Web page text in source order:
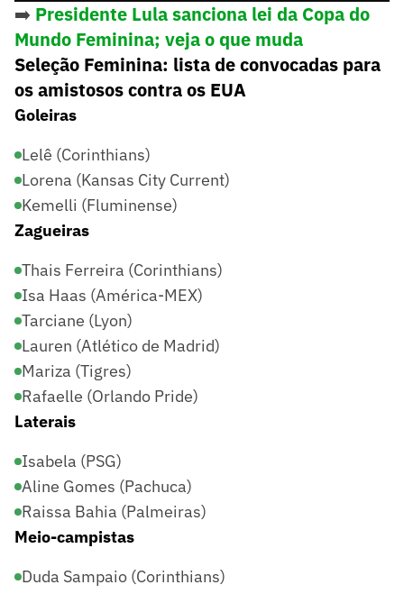
➡️ Presidente Lula sanciona lei da Copa do
Mundo Feminina; veja o que muda
Seleção Feminina: lista de convocadas para
os amistosos contra os EUA
Goleiras
Lelê (Corinthians)
Lorena (Kansas City Current)
Kemelli (Fluminense)
Zagueiras
Thais Ferreira (Corinthians)
Isa Haas (América-MEX)
Tarciane (Lyon)
Lauren (Atlético de Madrid)
Mariza (Tigres)
Rafaelle (Orlando Pride)
Laterais
Isabela (PSG)
Aline Gomes (Pachuca)
Raissa Bahia (Palmeiras)
Meio-campistas
Duda Sampaio (Corinthians)